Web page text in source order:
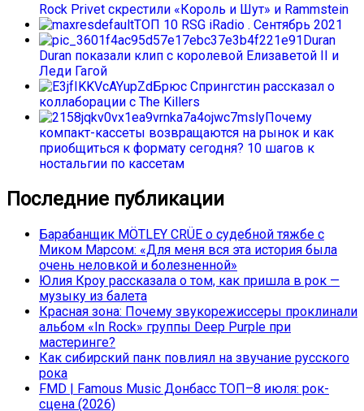
Rock Privet скрестили «Король и Шут» и Rammstein
ТОП 10 RSG iRadio . Сентябрь 2021
Duran
Duran показали клип с королевой Елизаветой II и
Леди Гагой
Брюс Спрингстин рассказал о
коллаборации с The Killers
Почему
компакт-кассеты возвращаются на рынок и как
приобщиться к формату сегодня? 10 шагов к
ностальгии по кассетам
Последние публикации
Барабанщик MÖTLEY CRÜE о судебной тяжбе с
Миком Марсом: «Для меня вся эта история была
очень неловкой и болезненной»
Юлия Кроу рассказала о том, как пришла в рок —
музыку из балета
Красная зона: Почему звукорежиссеры проклинали
альбом «In Rock» группы Deep Purple при
мастеринге?
Как сибирский панк повлиял на звучание русского
рока
FMD | Famous Music Донбасс ТОП–8 июля: рок-
сцена (2026)